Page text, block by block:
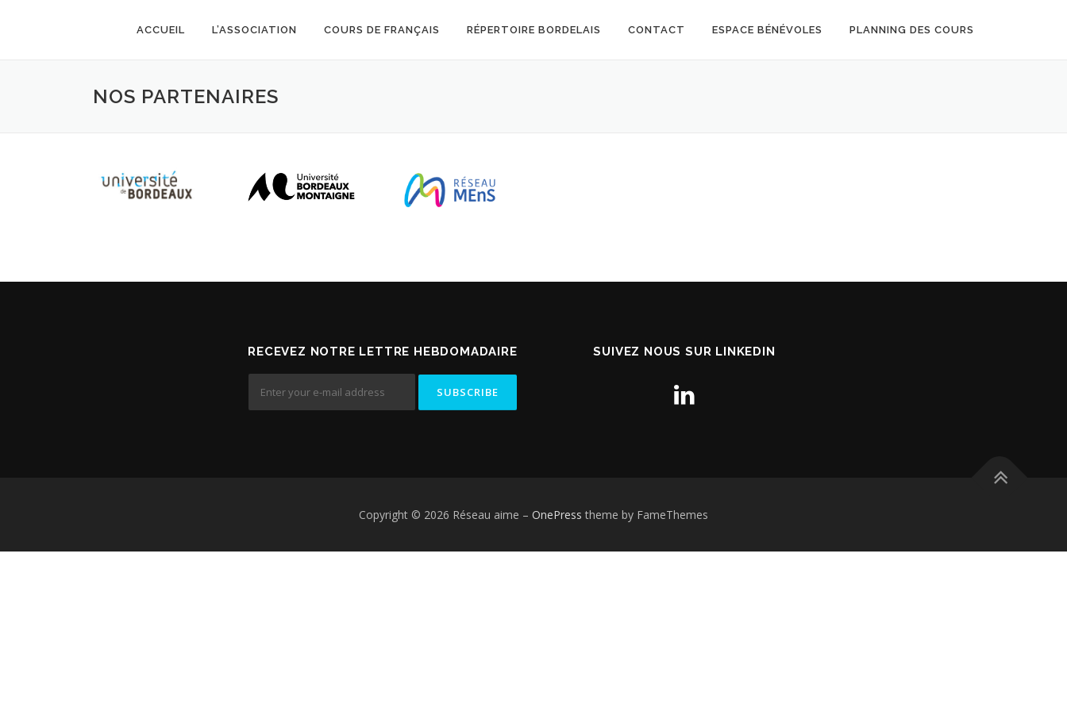
ACCUEIL L’ASSOCIATION COURS DE FRANÇAIS RÉPERTOIRE BORDELAIS CONTACT ESPACE BÉNÉVOLES PLANNING DES COURS
NOS PARTENAIRES
RECEVEZ NOTRE LETTRE HEBDOMADAIRE SUIVEZ NOUS SUR LINKEDIN
Copyright © 2026 Réseau aime – OnePress theme by FameThemes